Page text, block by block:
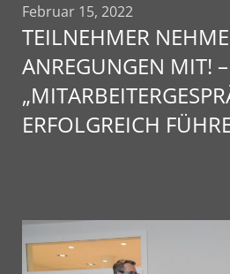
Februar 15, 2022
TEILNEHMER
ANREGUNGEN MIT!
ERFOLGREICH